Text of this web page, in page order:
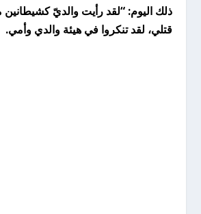
ذلك اليوم: “لقد رأيت والديّ كشيطانين
قتلي، لقد تنكروا في هيئة والدي وأمي.